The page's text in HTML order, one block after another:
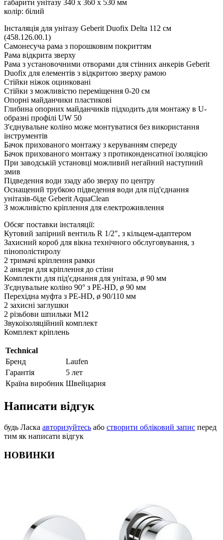
габарити унітазу 340 x 360 x 530 мм
колір: білий
Інсталяція для унітазу Geberit Duofix Delta 112 см
(458.126.00.1)
Самонесуча pама з порошковим покриттям
Рама відкрита зверху
Рама з установочними отворами для стінних анкерів Geberit
Duofix для елементів з відкритою зверху рамою
Стійки ніжок оцинковані
Стійки з можливістю переміщення 0-20 см
Опорні майданчики пластикові
Глибина опорних майданчиків підходить для монтажу в U-
образні профілі UW 50
З'єднувальне коліно може монтуватися без використання
інструментів
Бачок прихованого монтажу з керуванням спереду
Бачок прихованого монтажу з протиконденсатної ізоляцією
При заводській установці можливий негайний наступний
змив
Підведення води ззаду або зверху по центру
Оснащений трубкою підведення води для під'єднання
унітазів-біде Geberit AquaClean
З можливістю кріплення для електроживлення
Обсяг поставки інсталяції:
Кутовий запірний вентиль R 1/2", з кільцем-адаптером
Захисний короб для вікна технічного обслуговування, з
пінополістиролу
2 тримачі кріплення рамки
2 анкери для кріплення до стіни
Комплекти для під'єднання для унітаза, ø 90 мм
З'єднувальне коліно 90° з PE-HD, ø 90 мм
Перехідна муфта з PE-HD, ø 90/110 мм
2 захисні заглушки
2 різьбови шпильки M12
Звукоізоляційний комплект
Комплект кріплень
Technical
Бренд
Laufen
Гарантія
5 лет
Країна виробник Швейцария
Написати відгук
будь Ласка авторизуйтесь або створити обліковий запис перед
тим як написати відгук
НОВИНКИ